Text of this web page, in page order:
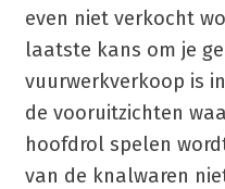
even niet verkocht
laatste kans om je
vuurwerkverkoop is
de vooruitzichten
hoofdrol spelen
van de knalwaren